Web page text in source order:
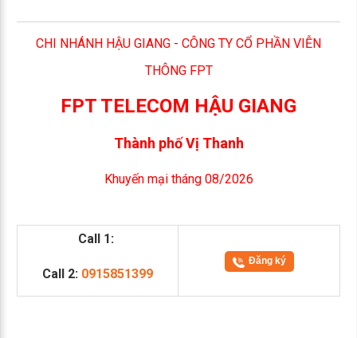
CHI NHÁNH HẬU GIANG - CÔNG TY CỔ PHẦN VIỄN
THÔNG FPT
FPT TELECOM HẬU GIANG
Thành phố Vị Thanh
Khuyến mại tháng 08/2026
Call 1:
Call 2: 0915851399
Đăng ký